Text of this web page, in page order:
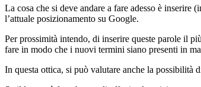
La cosa che si deve andare a fare adesso è
l’attuale posizionamento su Google.
Per prossimità intendo, di inserire queste parole il
fare in modo che i nuovi termini siano presenti in
In questa ottica, si può valutare anche la possibilità